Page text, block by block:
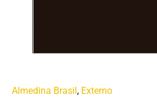
Almedina Brasil , Externo